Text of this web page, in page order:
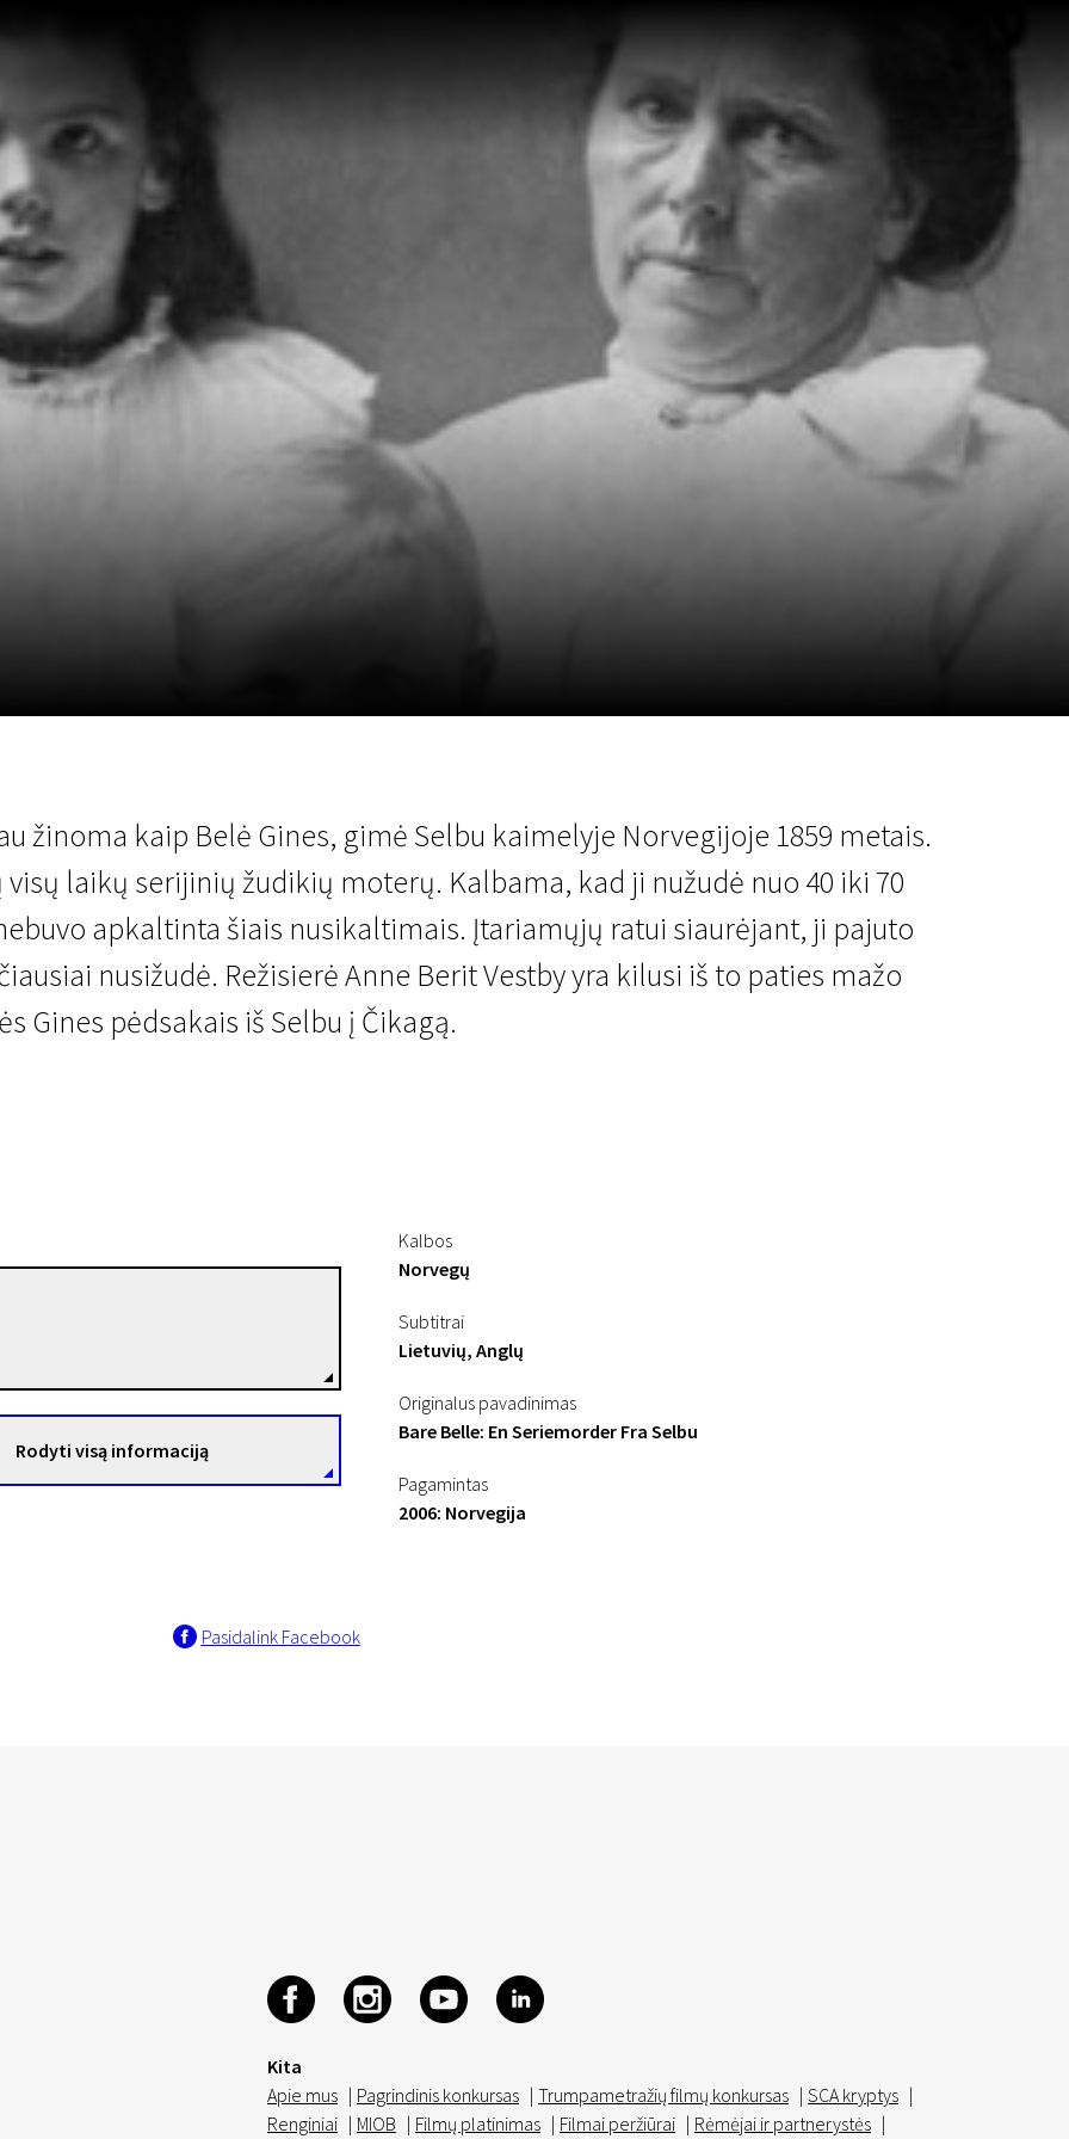
žinoma kaip Belė Gines, gimė Selbu kaimelyje Norvegijoje 1859 metais.
visų laikų serijinių žudikių moterų. Kalbama, kad ji nužudė nuo 40 iki 70
apkaltinta šiais nusikaltimais. Įtariamųjų ratui siaurėjant, ji pajuto
nusižudė. Režisierė Anne Berit Vestby yra kilusi iš to paties mažo
Gines pėdsakais iš Selbu į Čikagą.
Rodyti visą informaciją
Kalbos
Norvegų
Subtitrai
Lietuvių, Anglų
Originalus pavadinimas
Bare Belle: En Seriemorder Fra Selbu
Pagamintas
2006: Norvegija
Pasidalink Facebook
Kita
Apie mus | Pagrindinis konkursas | Trumpametražių filmų konkursas | SCA kryptys |
Renginiai | MIOB | Filmų platinimas | Filmai peržiūrai | Rėmėjai ir partnerystės |